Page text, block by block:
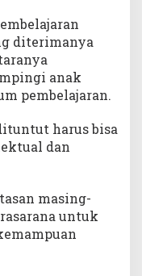
diterimanya
anak
pembelajaran.
harus bisa
dan
masing-
untuk